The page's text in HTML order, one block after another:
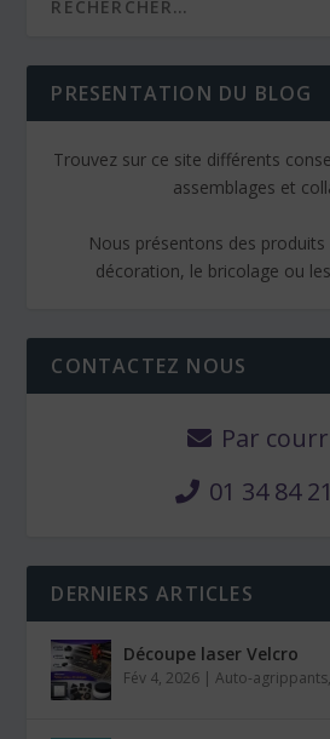
PRESENTATION DU BLOG
Trouvez sur ce site différents
assemblages et
Nous présentons des
décoration, le bricolage ou
CONTACTEZ NOUS
Par
01 34 84
DERNIERS ARTICLES
Découpe laser Velcro
Fév 4, 2026 |Auto-agrippants